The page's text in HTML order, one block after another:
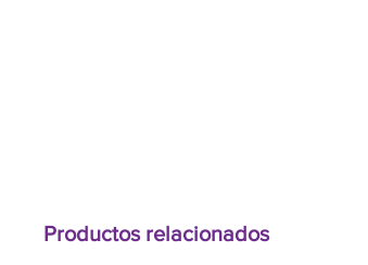
Productos relacionados